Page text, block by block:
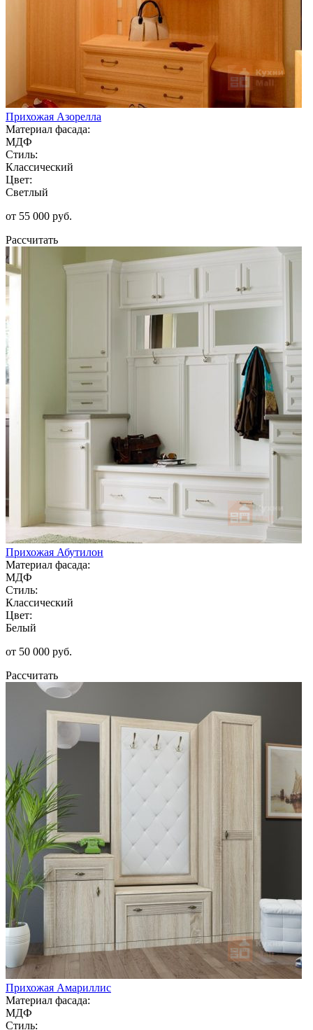
Прихожая Азорелла
Материал фасада:
МДФ
Стиль:
Классический
Цвет:
Светлый
от 55 000 руб.
Рассчитать
Прихожая Абутилон
Материал фасада:
МДФ
Стиль:
Классический
Цвет:
Белый
от 50 000 руб.
Рассчитать
Прихожая Амариллис
Материал фасада:
МДФ
Стиль: